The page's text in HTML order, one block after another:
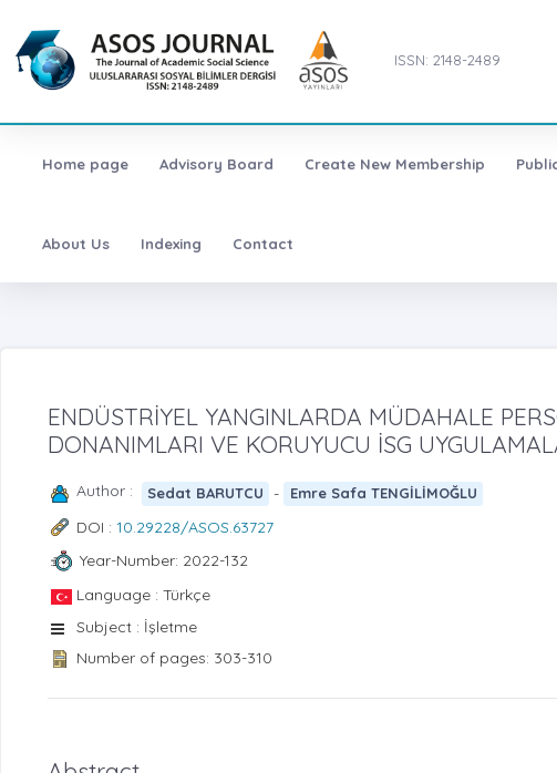
ISSN: 2148-2489
Home page Advisory Board Create New Membership
About Us Indexing Contact
ENDÜSTRİYEL YANGINLARDA MÜDAHALE
DONANIMLARI VE KORUYUCU İSG
Author : Sedat BARUTCU - Emre Safa TENGİLİMOĞLU
DOI : 10.29228/ASOS.63727
Year-Number: 2022-132
Language : Türkçe
Subject : İşletme
Number of pages: 303-310